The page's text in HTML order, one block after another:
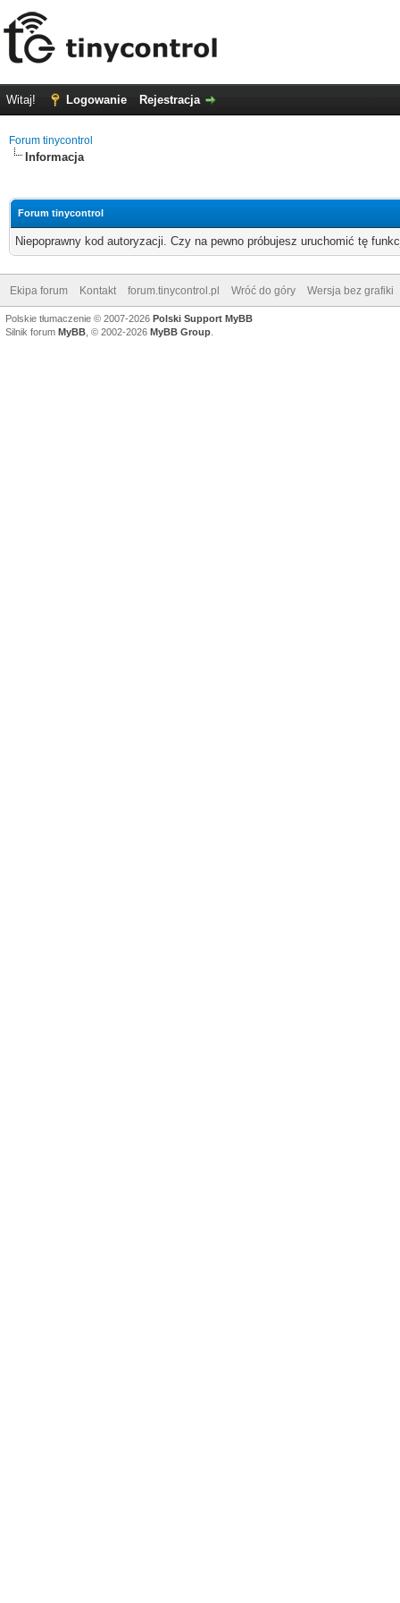
Witaj! Logowanie Rejestracja
Forum tinycontrol
Informacja
Forum tinycontrol
Niepoprawny kod autoryzacji. Czy na pewno próbujesz uruchomić tę
Ekipa forum Kontakt forum.tinycontrol.pl Wróć do góry Wersja bez grafiki
Polskie tłumaczenie © 2007-2026 Polski Support MyBB
Silnik forum MyBB , © 2002-2026 MyBB Group